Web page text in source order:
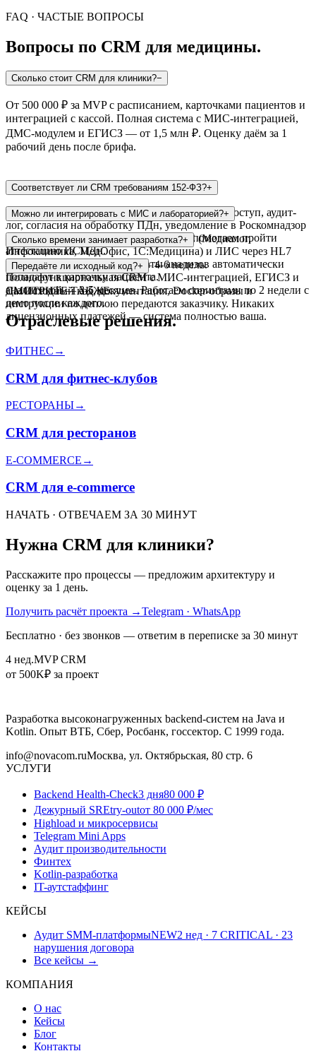
FAQ · ЧАСТЫЕ ВОПРОСЫ
Вопросы по CRM для медицины.
Сколько стоит CRM для клиники?−
От 500 000 ₽ за MVP с расписанием, карточками пациентов и
интеграцией с кассой. Полная система с МИС-интеграцией,
ДМС-модулем и ЕГИСЗ — от 1,5 млн ₽. Оценку даём за 1
рабочий день после брифа.
Соответствует ли CRM требованиям 152-ФЗ?+
Да. Шифрование данных (AES-256), ролевой доступ, аудит-
лог, согласия на обработку ПДн, уведомление в Роскомнадзор
— всё реализуем. При необходимости помогаем пройти
аттестацию ИСПДн.
Можно ли интегрировать с МИС и лабораторией?+
Да. Интегрируем с популярными МИС (Медиалог,
Инфоклиника, МедОфис, 1С:Медицина) и ЛИС через HL7
FHIR или REST API. Результаты анализов автоматически
попадают в карточку пациента.
Сколько времени занимает разработка?+
MVP с базовыми модулями — 4-6 недель.
Полнофункциональная CRM с МИС-интеграцией, ЕГИСЗ и
аналитикой — 3-5 месяцев. Работаем спринтами по 2 недели с
демо после каждого.
Передаёте ли исходный код?+
Да. Исходный код, документация, Docker-образы и
инструкции по деплою передаются заказчику. Никаких
лицензионных платежей — система полностью ваша.
СМОТРИТЕ ТАКЖЕ
Отраслевые решения.
ФИТНЕС →
CRM для фитнес-клубов
РЕСТОРАНЫ→
CRM для ресторанов
E-COMMERCE →
CRM для e-commerce
НАЧАТЬ · ОТВЕЧАЕМ ЗА 30 МИНУТ
Нужна CRM для клиники?
Расскажите про процессы — предложим архитектуру и
оценку за 1 день.
Получить расчёт проекта →Telegram · WhatsApp
Бесплатно · без звонков — ответим в переписке за 30 минут
4 нед.MVP CRM
от 500K₽ за проект
Разработка высоконагруженных backend-систем на Java и
Kotlin. Опыт ВТБ, Сбер, Росбанк, госсектор. С 1999 года.
info@novacom.ruМосква, ул. Октябрьская, 80 стр. 6
УСЛУГИ
Backend Health-Check3 дня80 000 ₽
Дежурный SREtry-outот 80 000 ₽/мес
Highload и микросервисы
Telegram Mini Apps
Аудит производительности
Финтех
Kotlin-разработка
IT-аутстаффинг
КЕЙСЫ
Аудит SMM-платформыNEW2 нед · 7 CRITICAL · 23
нарушения договора
Все кейсы →
КОМПАНИЯ
О нас
Кейсы
Блог
Контакты